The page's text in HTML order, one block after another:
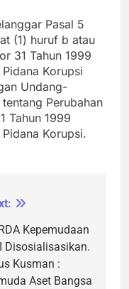
Pasal 5
(1) huruf b atau
31 Tahun 1999
Korupsi
Undang-
Perubahan
Tahun 1999
Korupsi.
Kepemudaan
Disosialisasikan.
Kusman :
Aset Bangsa